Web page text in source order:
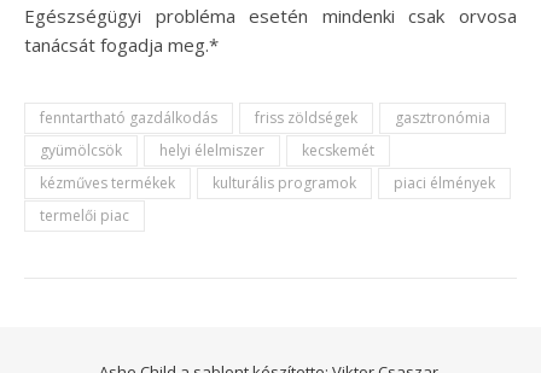
Egészségügyi probléma esetén mindenki csak orvosa
tanácsát fogadja meg.*
fenntartható gazdálkodás friss zöldségek
gasztronómia
gyümölcsök
helyi élelmiszer
kecskemét
kézműves termékek
kulturális programok
piaci élmények
termelői piac